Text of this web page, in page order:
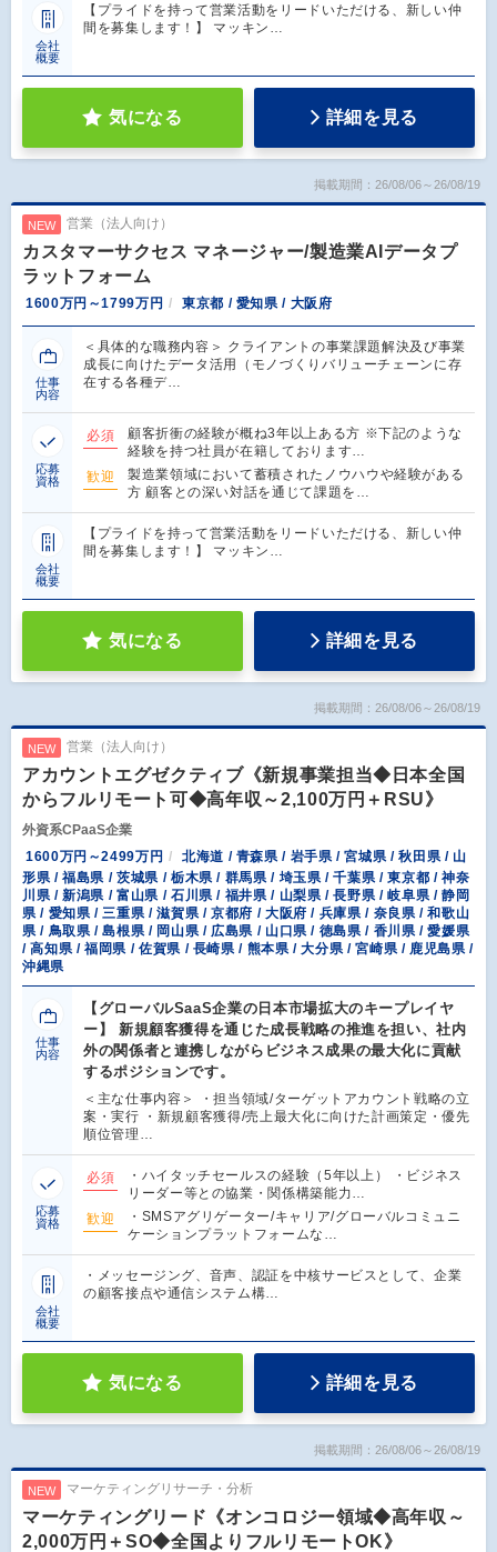
会社
概要
【プライドを持って営業活動をリードいただける、新しい仲
間を募集します！】 マッキン…
気になる 詳細を見る
掲載期間：26/08/06～26/08/19
NEW 営業（法人向け）
カスタマーサクセス マネージャー/製造業AIデータプ
ラットフォーム
1600万円～1799万円 東京都 / 愛知県 / 大阪府
仕事
内容
＜具体的な職務内容＞ クライアントの事業課題解決及び事業
成長に向けたデータ活用（モノづくりバリューチェーンに存
在する各種デ…
応募
資格
必須
顧客折衝の経験が概ね3年以上ある方 ※下記のような
経験を持つ社員が在籍しております…
歓迎
製造業領域において蓄積されたノウハウや経験がある
方 顧客との深い対話を通じて課題を…
会社
概要
【プライドを持って営業活動をリードいただける、新しい仲
間を募集します！】 マッキン…
気になる 詳細を見る
掲載期間：26/08/06～26/08/19
NEW 営業（法人向け）
アカウントエグゼクティブ《新規事業担当◆日本全国
からフルリモート可◆高年収～2,100万円＋RSU》
外資系CPaaS企業
1600万円～2499万円
北海道 / 青森県 / 岩手県 / 宮城県 / 秋田県 / 山
形県 / 福島県 / 茨城県 / 栃木県 / 群馬県 / 埼玉県 / 千葉県 / 東京都 / 神奈
川県 / 新潟県 / 富山県 / 石川県 / 福井県 / 山梨県 / 長野県 / 岐阜県 / 静岡
県 / 愛知県 / 三重県 / 滋賀県 / 京都府 / 大阪府 / 兵庫県 / 奈良県 / 和歌山
県 / 鳥取県 / 島根県 / 岡山県 / 広島県 / 山口県 / 徳島県 / 香川県 / 愛媛県
/ 高知県 / 福岡県 / 佐賀県 / 長崎県 / 熊本県 / 大分県 / 宮崎県 / 鹿児島県 /
沖縄県
仕事
内容
【グローバルSaaS企業の日本市場拡大のキープレイヤ
ー】 新規顧客獲得を通じた成長戦略の推進を担い、社内
外の関係者と連携しながらビジネス成果の最大化に貢献
するポジションです。
＜主な仕事内容＞ ・担当領域/ターゲットアカウント戦略の立
案・実行 ・新規顧客獲得/売上最大化に向けた計画策定・優先
順位管理…
応募
資格
必須
・ハイタッチセールスの経験（5年以上） ・ビジネス
リーダー等との協業・関係構築能力…
歓迎
・SMSアグリゲーター/キャリア/グローバルコミュニ
ケーションプラットフォームな…
会社
概要
・メッセージング、音声、認証を中核サービスとして、企業
の顧客接点や通信システム構…
気になる 詳細を見る
掲載期間：26/08/06～26/08/19
NEW マーケティングリサーチ・分析
マーケティングリード《オンコロジー領域◆高年収～
2,000万円＋SO◆全国よりフルリモートOK》